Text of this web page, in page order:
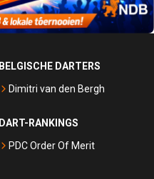
BELGISCHE DARTERS
Dimitri van den Bergh
DART-RANKINGS
PDC Order Of Merit